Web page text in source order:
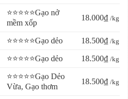
⭐⭐⭐⭐⭐Gạo nở
mềm xốp
18.000₫ /kg
⭐⭐⭐⭐⭐Gạo dẻo 18.500₫ /kg
⭐⭐⭐⭐⭐Gạo dẻo 18.500₫ /kg
⭐⭐⭐⭐⭐Gạo Dẻo
Vừa, Gạo thơm
18.500₫ /kg